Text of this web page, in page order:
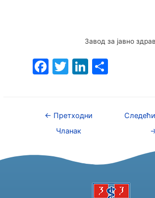
Завод за јавно
F
e
b
o
T
er
Li
e
S
← Претходни
Чланак